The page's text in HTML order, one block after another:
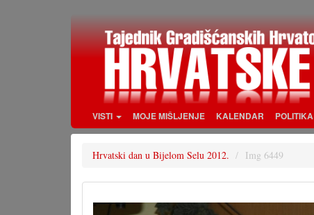
VISTI MOJE MIŠLJENJE KALENDAR POLITIKA
Hrvatski dan u Bijelom Selu 2012. Img 6449